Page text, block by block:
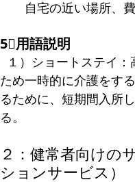
自宅の近い場所、
5⃣用語説明
ため一時的に介護をす
るために、短期間入所
る。
２： 健常者向けの
ションサービス）